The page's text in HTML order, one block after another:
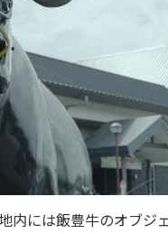
内には飯豊牛のオブジ